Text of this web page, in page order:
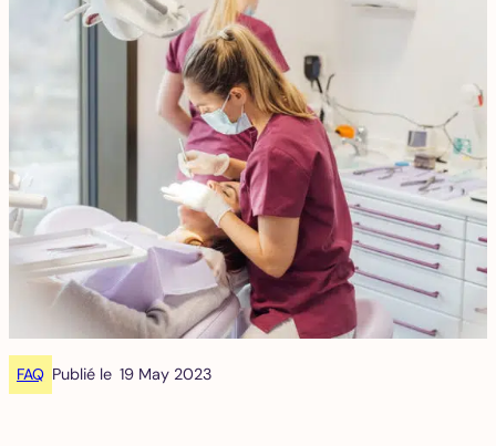
FAQ Publié le 19 May 2023